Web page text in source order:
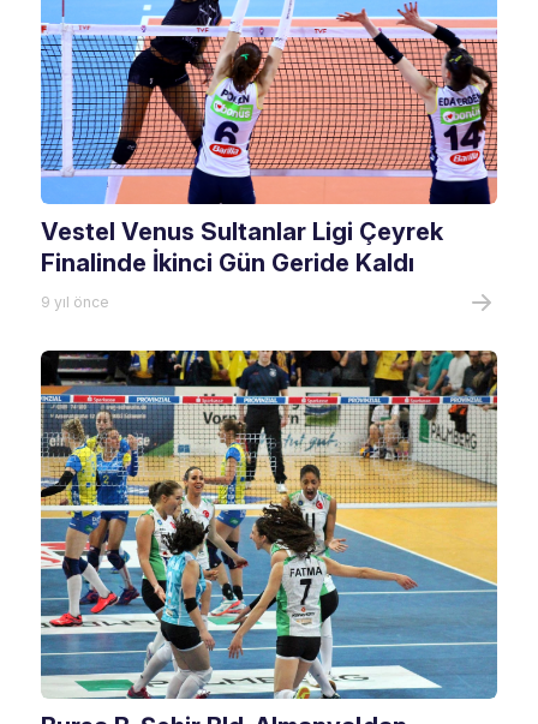
Vestel Venus Sultanlar Ligi Çeyrek
Finalinde İkinci Gün Geride Kaldı
9 yıl önce